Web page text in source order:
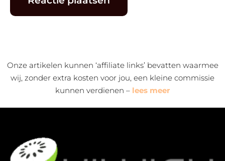
Onze artikelen kunnen ‘affiliate links’ bevatten waarmee
wij, zonder extra kosten voor jou, een kleine commissie
kunnen verdienen – lees meer